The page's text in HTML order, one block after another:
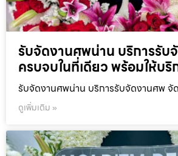
รับจัดงานศพน่าน บริการรับ
ครบจบในที่เดียว พร้อมให้บริ
รับจัดงานศพน่าน บริการรับจัดงานศพ จั
ดูเพิ่มเติม »